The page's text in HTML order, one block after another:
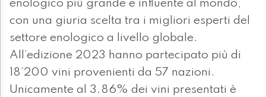
enologico più grande e influente al mondo,
con una giuria scelta tra i migliori esperti del
settore enologico a livello globale.
All’edizione 2023 hanno partecipato più di
18’200 vini provenienti da 57 nazioni.
Unicamente al 3.86% dei vini presentati è